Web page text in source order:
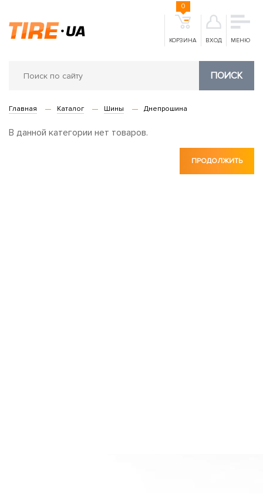
КОРЗИНА
0
ВХОД МЕНЮ
ПОИСК
Главная Каталог Шины Днепрошина
В данной категории нет товаров.
ПРОДОЛЖИТЬ